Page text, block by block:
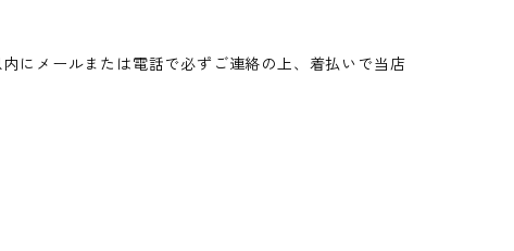
にメールまたは電話で必ずご連絡の上、着払いで当店